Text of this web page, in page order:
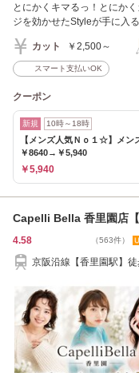
とにかくキマるっ！とにか
ジを効かせたStyleが手に入
カット ￥2,500～
スマート支払いOK
クーポン
新規 10時～18時
【メンズ人気Ｎｏ１☆】メン
￥8640→￥5,940
￥5,940
Capelli Bella 香里園店【
4.58 （563件）
京阪沿線【香里園駅】